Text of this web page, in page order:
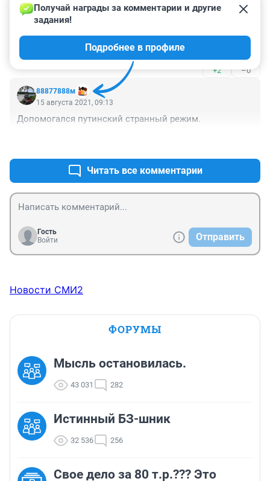
Гость
+2 –0
88877888м
Получай награды за комментарии и другие
задания!
Подробнее в профиле
15 августа 2021, 09:13
Допомогался путинский странный режим.
Читать все комментарии
Гость
Войти
Отправить
Новости СМИ2
ФОРУМЫ
Мысль остановилась.
43 031 282
Истинный БЗ-шник
32 536 256
Свое дело за 80 т.р.??? Это